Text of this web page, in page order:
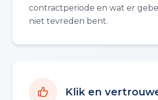
contractperiode en wat er
niet tevreden bent.
Klik en